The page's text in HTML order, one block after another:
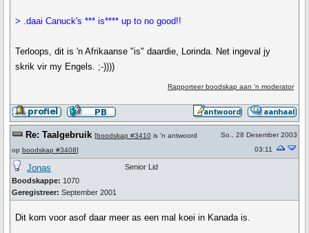
> .daai Canuck's *** is**** up to no good!!
Terloops, dit is 'n Afrikaanse "is" daardie, Lorinda. Net ingeval jy
skrik vir my Engels. ;-))))
Rapporteer boodskap aan 'n moderator
Re: Taalgebruik [boodskap #3410 is 'n antwoord
op boodskap #3408]
So., 28 Desember 2003
03:11
Jonas
Boodskappe: 1070
Geregistreer: September 2001
Senior Lid
Dit kom voor asof daar meer as een mal koei in Kanada is.